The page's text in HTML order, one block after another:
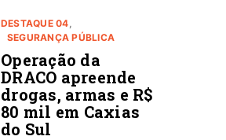
DESTAQUE 04
SEGURANÇA PÚBLICA
Operação da
DRACO apreende
drogas, armas e R$
80 mil em Caxias
do Sul